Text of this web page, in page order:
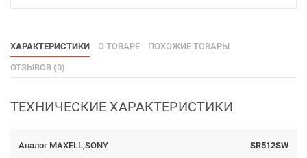
ХАРАКТЕРИСТИКИ О ТОВАРЕ ПОХОЖИЕ ТОВАРЫ
ОТЗЫВОВ (0)
ТЕХНИЧЕСКИЕ ХАРАКТЕРИСТИКИ
Аналог MAXELL,SONY SR512SW